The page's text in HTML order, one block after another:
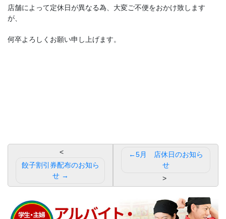
店舗によって定休日が異なる為、大変ご不便をおかけ致します
が、
何卒よろしくお願い申し上げます。
ゲ
5月 店休日のお知ら
せ
餃子割引券配布のお知ら
せ